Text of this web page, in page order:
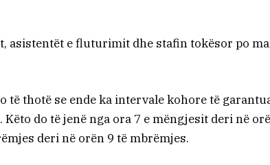
asistentët e fluturimit dhe stafin tokësor po
të thotë se ende ka intervale kohore të
do të jenë nga ora 7 e mëngjesit deri në
deri në orën 9 të mbrëmjes.